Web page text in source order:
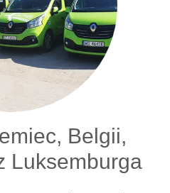
Belgii,
Luksemburga